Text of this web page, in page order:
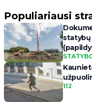
Populiariausi
statybų
112